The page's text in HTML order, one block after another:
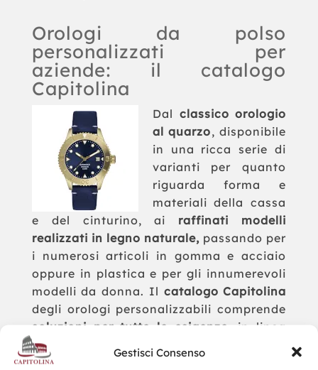
Gestisci Consenso
Orologi da polso
personalizzati per
aziende: il catalogo
Capitolina
Dal classico orologio
al quarzo, disponibile
in una ricca serie di
varianti per quanto
riguarda forma e
materiali della cassa
e del cinturino, ai raffinati modelli
realizzati in legno naturale, passando per
i numerosi articoli in gomma e acciaio
oppure in plastica e per gli innumerevoli
modelli da donna. Il catalogo Capitolina
degli orologi personalizzabili comprende
soluzioni per tutte le esigenze , in linea
con qualunque tipologia di immagine
aziendale. I nostri orologi infatti